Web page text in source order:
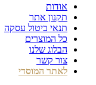
אודות
תקנון אתר
תנאי ביטול עסקה
כל המוצרים
הבלוג שלנו
צור קשר
לאתר המוסדי